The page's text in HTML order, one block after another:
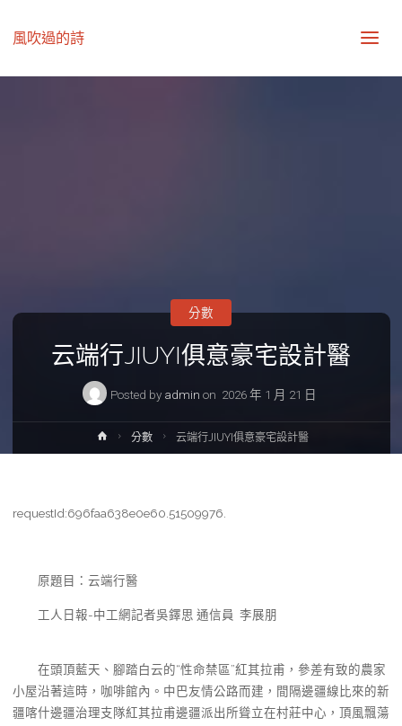
風吹過的詩
云端行JIUYI俱意豪宅設計醫
Posted by admin on 2026 年 1 月 21 日
分數
Home分數 云端行JIUYI俱意豪宅設計醫
requestId:696faa638e0e60.51509976.
原題目：云端行醫
工人日報-中工網記者吳鐸思 通信員 李展朋
在頭頂藍天、腳踏白云的“性命禁區”紅其拉甫，參差有致的農家
小屋沿著這時，咖啡館內。中巴友情公路而建，間隔邊疆線比來的新
疆喀什邊疆治理支隊紅其拉甫邊疆派出所聳立在村莊中心，頂風飄蕩